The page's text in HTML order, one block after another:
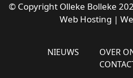
© Copyright Olleke Bolleke
Web Hosting |
NIEUWS OVER